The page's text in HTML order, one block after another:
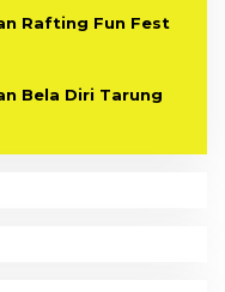
Rafting Fun Fest
Bela Diri Tarung